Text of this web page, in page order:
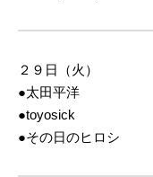
２９日（火）
●太田平洋
●toyosick
●その日のヒロシ